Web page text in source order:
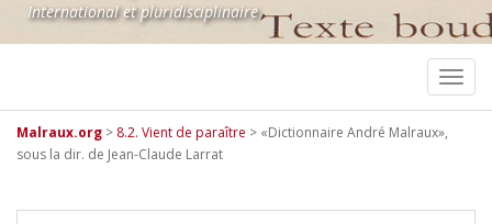
International et pluridisciplinaire
Malraux.org > 8.2. Vient de paraître > «Dictionnaire André Malraux»,
sous la dir. de Jean-Claude Larrat